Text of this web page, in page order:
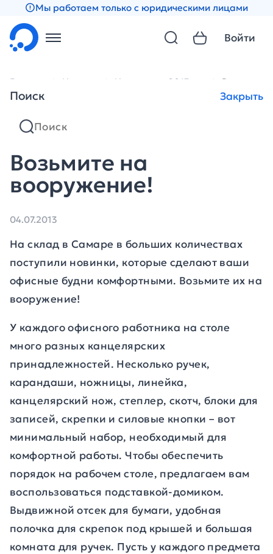
Мы работаем только с юридическими лицами
Поиск Закрыть
Войти
Главная Новости Новости за 2013 год Возьмите
Возьмите на
вооружение!
04.07.2013
На склад в Самаре в больших количествах
поступили новинки, которые сделают ваши
офисные будни комфортными. Возьмите их на
вооружение!
У каждого офисного работника на столе
много разных канцелярских
принадлежностей. Несколько ручек,
карандаши, ножницы, линейка,
канцелярский нож, степлер, скотч, блоки для
записей, скрепки и силовые кнопки – вот
минимальный набор, необходимый для
комфортной работы. Чтобы обеспечить
порядок на рабочем столе, предлагаем вам
воспользоваться подставкой-домиком.
Выдвижной отсек для бумаги, удобная
полочка для скрепок под крышей и большая
комната для ручек. Пусть у каждого предмета